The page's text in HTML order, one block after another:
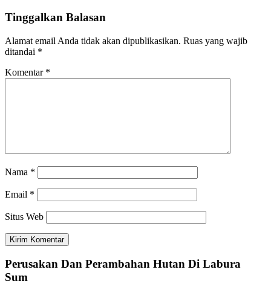
Tinggalkan Balasan
Alamat email Anda tidak akan dipublikasikan. Ruas yang wajib
ditandai *
Komentar *
Nama *
Email *
Situs Web
Perusakan Dan Perambahan Hutan Di Labura
Sum